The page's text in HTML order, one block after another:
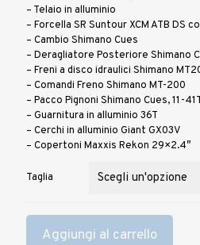
– Telaio in alluminio
– Forcella SR Suntour XCM ATB DS
– Cambio Shimano Cues
– Deragliatore Posteriore Shimano
– Freni a disco idraulici Shimano
– Comandi Freno Shimano MT-200
– Pacco Pignoni Shimano Cues, 11-
– Guarnitura in alluminio 36T
– Cerchi in alluminio Giant GX03V
– Copertoni Maxxis Rekon 29×2.4″
Taglia
Aggiungi al carrello